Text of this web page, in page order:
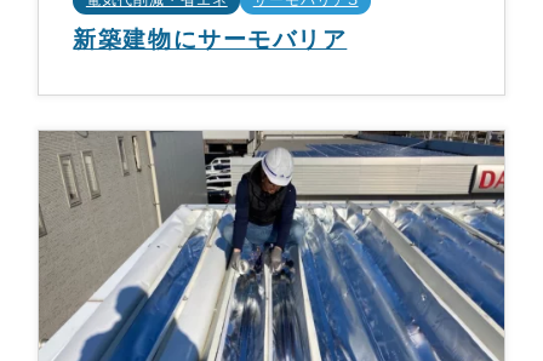
新築建物にサーモバリア